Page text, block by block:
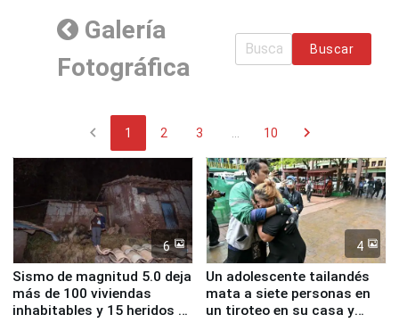
Galería
Fotográfica
Buscar
chevron_left 1 2 3 10 chevron_right
6
Sismo de magnitud 5.0 deja
más de 100 viviendas
inhabitables y 15 heridos en
4
Un adolescente tailandés
mata a siete personas en
un tiroteo en su casa y